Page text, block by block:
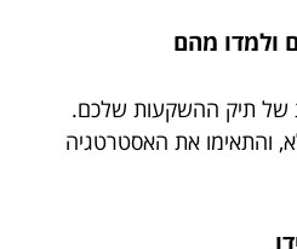
של תיק ההשקעות שלכם.
והתאימו את האסטרטגיה